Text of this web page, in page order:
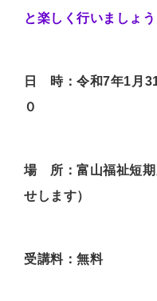
と楽しく行いましょう
日 時：令和7年1月
０
場 所：富山福祉短期
せします）
受講料：無料